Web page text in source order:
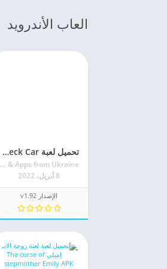
العاب الأندرويد
تحميل لعبة Derby Forever Online Wreck Car للأندرويد اخر اصدار
SM Games & Apps from Ukraine
8 أبريل، 2022
الإصدار v1.92